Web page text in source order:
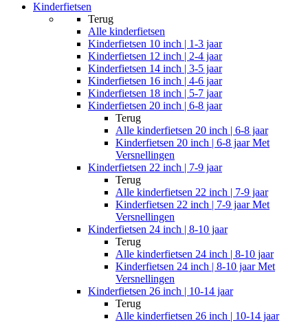
Kinderfietsen
Terug
Alle kinderfietsen
Kinderfietsen 10 inch | 1-3 jaar
Kinderfietsen 12 inch | 2-4 jaar
Kinderfietsen 14 inch | 3-5 jaar
Kinderfietsen 16 inch | 4-6 jaar
Kinderfietsen 18 inch | 5-7 jaar
Kinderfietsen 20 inch | 6-8 jaar
Terug
Alle kinderfietsen 20 inch | 6-8 jaar
Kinderfietsen 20 inch | 6-8 jaar Met
Versnellingen
Kinderfietsen 22 inch | 7-9 jaar
Terug
Alle kinderfietsen 22 inch | 7-9 jaar
Kinderfietsen 22 inch | 7-9 jaar Met
Versnellingen
Kinderfietsen 24 inch | 8-10 jaar
Terug
Alle kinderfietsen 24 inch | 8-10 jaar
Kinderfietsen 24 inch | 8-10 jaar Met
Versnellingen
Kinderfietsen 26 inch | 10-14 jaar
Terug
Alle kinderfietsen 26 inch | 10-14 jaar